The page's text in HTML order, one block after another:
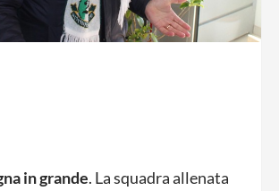
in grande. La squadra allenata